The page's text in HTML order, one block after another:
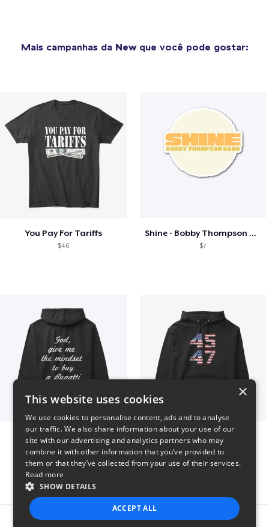
Mais campanhas da Newque você pode gostar:
You Pay For Tariffs
$46
Shine - Bobby Thompson Band Merch
$7
$51
Vintage 45-47 Design
$40
×
This website uses cookies
We use cookies to personalise content, ads and to analyse
our traffic. We also share information about your use of our
site with our advertising and analytics partners who may
combine it with other information that you’ve provided to
them or that they’ve collected from your use of their services.
Read more
SHOW DETAILS
ACCEPT ALL